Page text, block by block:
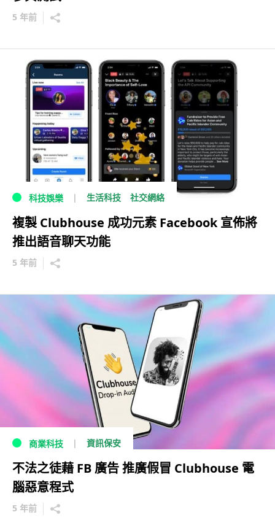
5 年前
科技娛樂 生活科技 社交網絡
複製 Clubhouse 成功元素 Facebook 宣佈將
推出語音聊天功能
5 年前
商業科技 資訊保安
不法之徒藉 FB 廣告 推廣假冒 Clubhouse 電
腦惡意程式
5 年前